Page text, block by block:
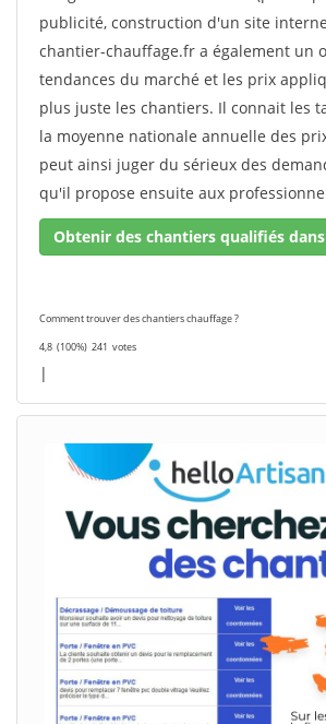
publicité, construction d'un site
chantier-chauffage.fr a également un
tendances du marché et les prix
plus juste les chantiers. Il connait les
la moyenne nationale annuelle des
peut ainsi juger du sérieux des
qu'il propose ensuite aux
Obtenir des chantiers qualifiés
Comment trouver des chantiers chauffage ?
4,8 (100%) 241 votes
|